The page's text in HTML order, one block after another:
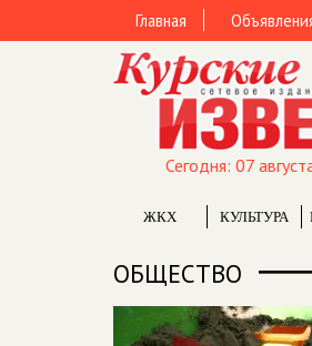
Главная
Сегодня: 07
ЖКХ КУЛЬТУРА
ОБЩЕСТВО